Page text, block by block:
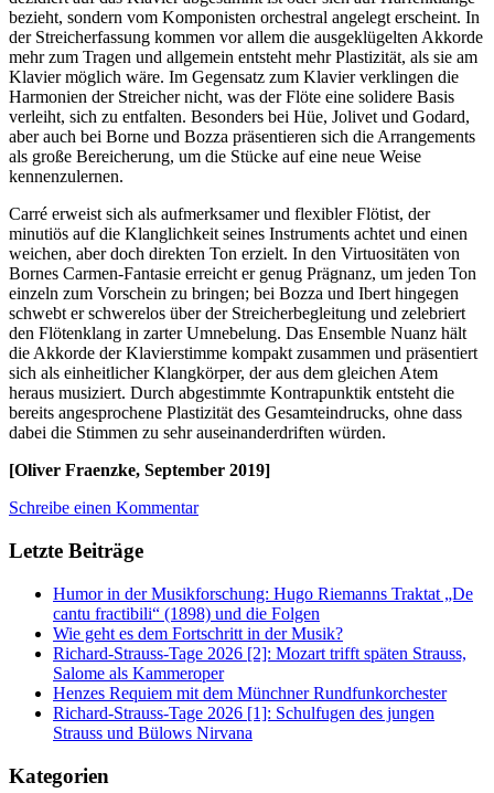
bezieht, sondern vom Komponisten orchestral angelegt erscheint. In
der Streicherfassung kommen vor allem die ausgeklügelten Akkorde
mehr zum Tragen und allgemein entsteht mehr Plastizität, als sie am
Klavier möglich wäre. Im Gegensatz zum Klavier verklingen die
Harmonien der Streicher nicht, was der Flöte eine solidere Basis
verleiht, sich zu entfalten. Besonders bei Hüe, Jolivet und Godard,
aber auch bei Borne und Bozza präsentieren sich die Arrangements
als große Bereicherung, um die Stücke auf eine neue Weise
kennenzulernen.
Carré erweist sich als aufmerksamer und flexibler Flötist, der
minutiös auf die Klanglichkeit seines Instruments achtet und einen
weichen, aber doch direkten Ton erzielt. In den Virtuositäten von
Bornes Carmen-Fantasie erreicht er genug Prägnanz, um jeden Ton
einzeln zum Vorschein zu bringen; bei Bozza und Ibert hingegen
schwebt er schwerelos über der Streicherbegleitung und zelebriert
den Flötenklang in zarter Umnebelung. Das Ensemble Nuanz hält
die Akkorde der Klavierstimme kompakt zusammen und präsentiert
sich als einheitlicher Klangkörper, der aus dem gleichen Atem
heraus musiziert. Durch abgestimmte Kontrapunktik entsteht die
bereits angesprochene Plastizität des Gesamteindrucks, ohne dass
dabei die Stimmen zu sehr auseinanderdriften würden.
[Oliver Fraenzke, September 2019]
Schreibe einen Kommentar
Letzte Beiträge
Humor in der Musikforschung: Hugo Riemanns Traktat „De
cantu fractibili“ (1898) und die Folgen
Wie geht es dem Fortschritt in der Musik?
Richard-Strauss-Tage 2026 [2]: Mozart trifft späten Strauss,
Salome als Kammeroper
Henzes Requiem mit dem Münchner Rundfunkorchester
Richard-Strauss-Tage 2026 [1]: Schulfugen des jungen
Strauss und Bülows Nirvana
Kategorien